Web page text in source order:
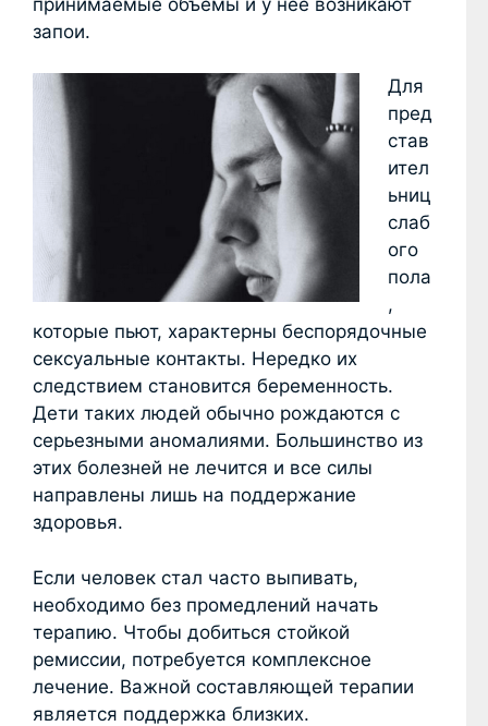
запои.
Для
пред
став
ител
ьниц
слаб
ого
пола
,
которые пьют, характерны беспорядочные
сексуальные контакты. Нередко их
следствием становится беременность.
Дети таких людей обычно рождаются с
серьезными аномалиями. Большинство из
этих болезней не лечится и все силы
направлены лишь на поддержание
здоровья.
Если человек стал часто выпивать,
необходимо без промедлений начать
терапию. Чтобы добиться стойкой
ремиссии, потребуется комплексное
лечение. Важной составляющей терапии
является поддержка близких.